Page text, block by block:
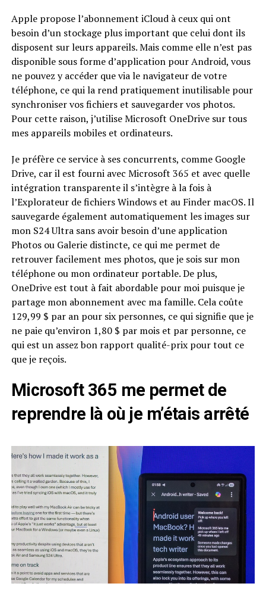
Apple propose l’abonnement iCloud à ceux qui ont
besoin d’un stockage plus important que celui dont ils
disposent sur leurs appareils. Mais comme elle n’est pas
disponible sous forme d’application pour Android, vous
ne pouvez y accéder que via le navigateur de votre
téléphone, ce qui la rend pratiquement inutilisable pour
synchroniser vos fichiers et sauvegarder vos photos.
Pour cette raison, j’utilise Microsoft OneDrive sur tous
mes appareils mobiles et ordinateurs.
Je préfère ce service à ses concurrents, comme Google
Drive, car il est fourni avec Microsoft 365 et avec quelle
intégration transparente il s’intègre à la fois à
l’Explorateur de fichiers Windows et au Finder macOS. Il
sauvegarde également automatiquement les images sur
mon S24 Ultra sans avoir besoin d’une application
Photos ou Galerie distincte, ce qui me permet de
retrouver facilement mes photos, que je sois sur mon
téléphone ou mon ordinateur portable. De plus,
OneDrive est tout à fait abordable pour moi puisque je
partage mon abonnement avec ma famille. Cela coûte
129,99 $ par an pour six personnes, ce qui signifie que je
ne paie qu’environ 1,80 $ par mois et par personne, ce
qui est un assez bon rapport qualité-prix pour tout ce
que je reçois.
Microsoft 365 me permet de
reprendre là où je m’étais arrêté